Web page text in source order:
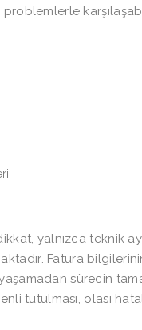
yalnızca teknik
Fatura
sürecin
tutulması, olası